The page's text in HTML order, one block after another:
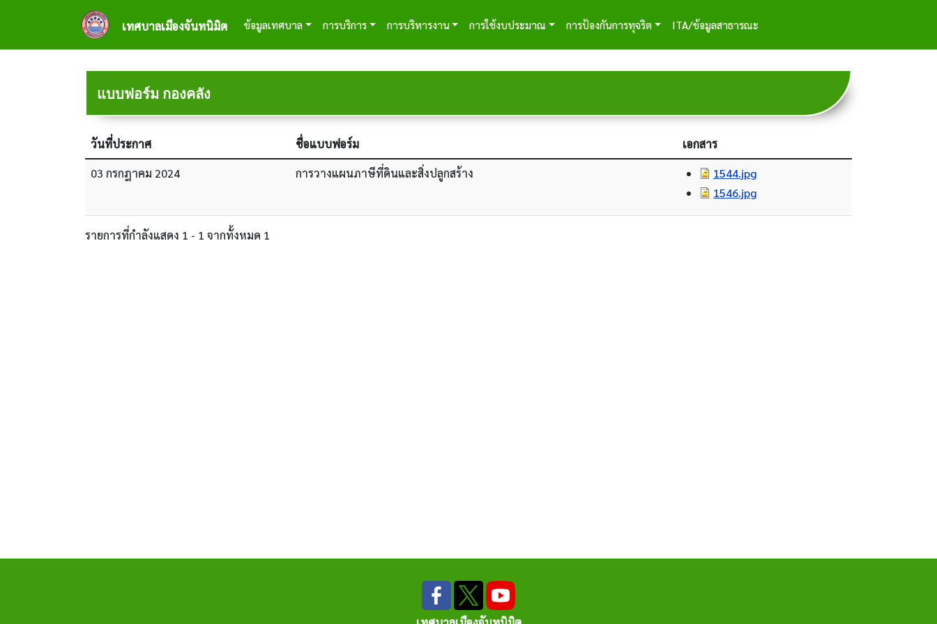
ข้ามไปยังเนื้อหาหลัก
เทศบาลเมืองจันทนิมิต
Main navigation
ข้อมูลเทศบาล การบริการ การบริหารงาน การใช้งบประมาณ การป้องกันการทุจริต ITA/ข้อมูลสาธารณะ
แบบฟอร์ม กองคลัง
วันที่ประกาศ ชื่อแบบฟอร์ม
เอกสาร
03 กรกฎาคม 2024
การวางแผนภาษีที่ดินและสิ่งปลูกสร้าง
1544.jpg
1546.jpg
รายการที่กำลังแสดง 1 - 1 จากทั้งหมด 1